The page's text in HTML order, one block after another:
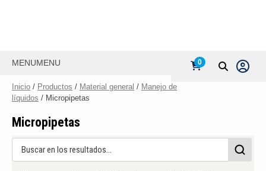
MENUMENU 0
Inicio / Productos / Material general / Manejo de
líquidos / Micropipetas
Micropipetas